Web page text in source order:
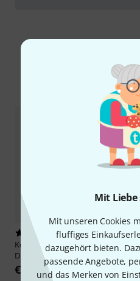
Mit
Mit unseren Cookies
fluffiges
dazugehört bieten.
passende Angebote,
und das Merken von
1
Kolberg DS626R Concert Bass
Drum
€ 2.699